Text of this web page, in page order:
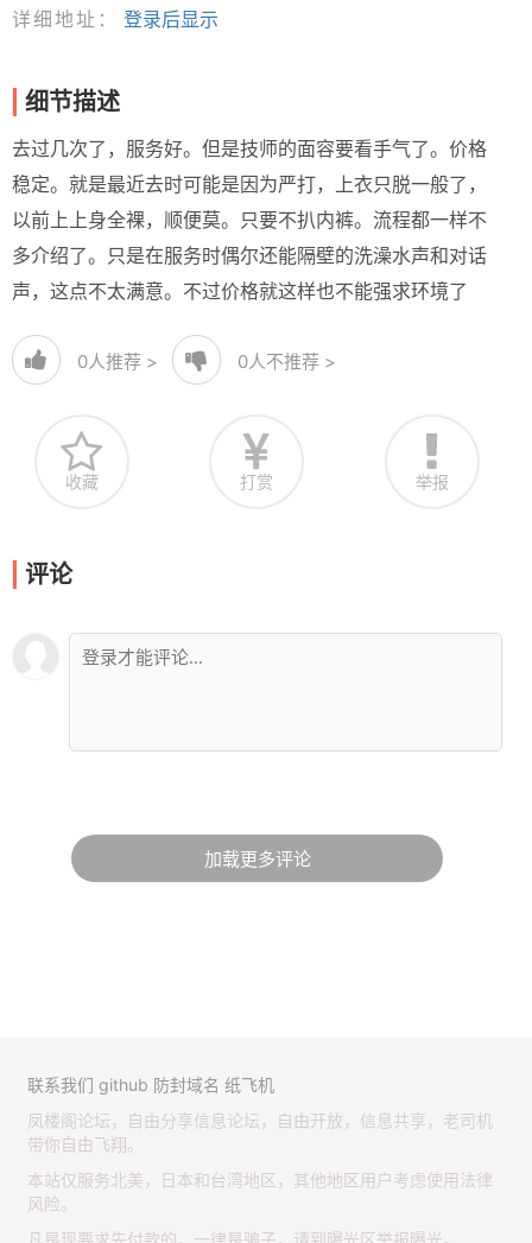
详细地址：
登录后显示
细节描述
去过几次了，服务好。但是技师的面容要看手气了。价格
稳定。就是最近去时可能是因为严打，上衣只脱一般了，
以前上上身全裸，顺便莫。只要不扒内裤。流程都一样不
多介绍了。只是在服务时偶尔还能隔壁的洗澡水声和对话
声，这点不太满意。不过价格就这样也不能强求环境了
0人推荐 > 0人不推荐 >
收藏 打赏 举报
评论
加载更多评论
联系我们 github 防封域名 纸飞机
凤楼阁论坛，自由分享信息论坛，自由开放，信息共享，老司机
带你自由飞翔。
本站仅服务北美，日本和台湾地区，其他地区用户考虑使用法律
风险。
凡是现要求先付款的，一律是骗子，请到曝光区举报曝光。